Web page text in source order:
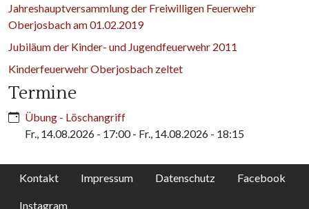
Jahreshauptversammlung der Freiwilligen Feuerwehr
Oberjosbach am 01.02.2019
Jubiläum der Kinder- und Jugendfeuerwehr 2011
Kinderfeuerwehr Oberjosbach zeltet
Termine
Übung - Löschangriff
Fr., 14.08.2026 - 17:00- Fr., 14.08.2026 - 18:15
Kontakt Impressum Datenschutz Facebook
Instagram